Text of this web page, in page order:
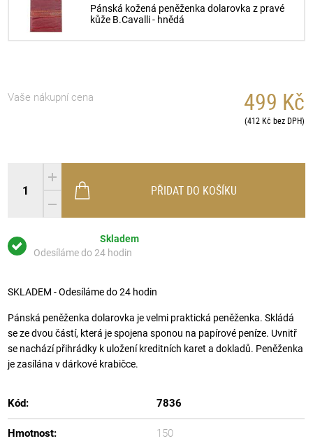
Pánská kožená peněženka dolarovka z pravé
kůže B.Cavalli - hnědá
Vaše nákupní cena 499 Kč
(412 Kč bez DPH)
Skladem
Odesíláme do 24 hodin
PŘIDAT DO KOŠÍKU
SKLADEM - Odesíláme do 24 hodin
Pánská peněženka dolarovka je velmi praktická peněženka. Skládá
se ze dvou částí, která je spojena sponou na papírové peníze. Uvnitř
se nachází přihrádky k uložení kreditních karet a dokladů. Peněženka
je zasílána v dárkové krabičce.
Kód: 7836
Hmotnost: 150